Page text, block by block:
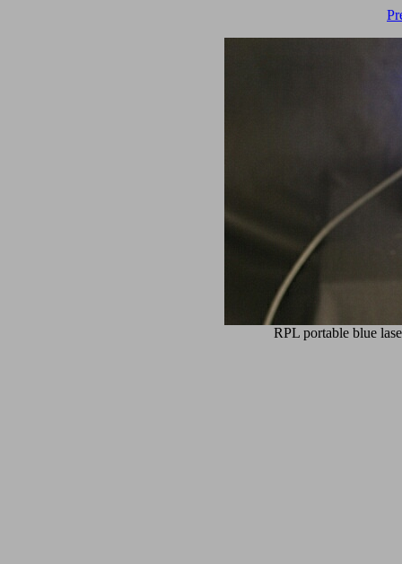
RPL portable blue